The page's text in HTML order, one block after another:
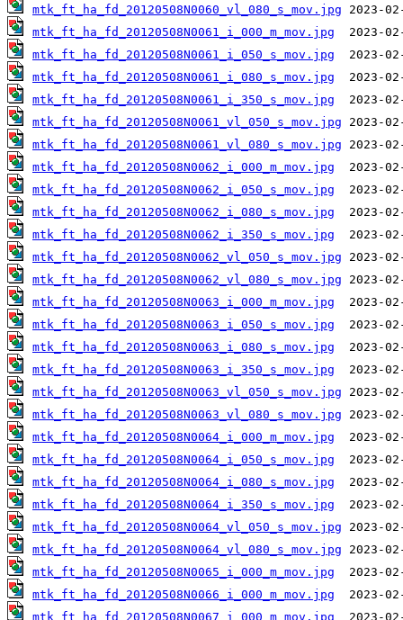
mtk_ft_ha_fd_20120508N0060_vl_080_s_mov.jpg
mtk_ft_ha_fd_20120508N0061_i_000_m_mov.jpg
mtk_ft_ha_fd_20120508N0061_i_050_s_mov.jpg
mtk_ft_ha_fd_20120508N0061_i_080_s_mov.jpg
mtk_ft_ha_fd_20120508N0061_i_350_s_mov.jpg
mtk_ft_ha_fd_20120508N0061_vl_050_s_mov.jpg
mtk_ft_ha_fd_20120508N0061_vl_080_s_mov.jpg
mtk_ft_ha_fd_20120508N0062_i_000_m_mov.jpg
mtk_ft_ha_fd_20120508N0062_i_050_s_mov.jpg
mtk_ft_ha_fd_20120508N0062_i_080_s_mov.jpg
mtk_ft_ha_fd_20120508N0062_i_350_s_mov.jpg
mtk_ft_ha_fd_20120508N0062_vl_050_s_mov.jpg
mtk_ft_ha_fd_20120508N0062_vl_080_s_mov.jpg
mtk_ft_ha_fd_20120508N0063_i_000_m_mov.jpg
mtk_ft_ha_fd_20120508N0063_i_050_s_mov.jpg
mtk_ft_ha_fd_20120508N0063_i_080_s_mov.jpg
mtk_ft_ha_fd_20120508N0063_i_350_s_mov.jpg
mtk_ft_ha_fd_20120508N0063_vl_050_s_mov.jpg
mtk_ft_ha_fd_20120508N0063_vl_080_s_mov.jpg
mtk_ft_ha_fd_20120508N0064_i_000_m_mov.jpg
mtk_ft_ha_fd_20120508N0064_i_050_s_mov.jpg
mtk_ft_ha_fd_20120508N0064_i_080_s_mov.jpg
mtk_ft_ha_fd_20120508N0064_i_350_s_mov.jpg
mtk_ft_ha_fd_20120508N0064_vl_050_s_mov.jpg
mtk_ft_ha_fd_20120508N0064_vl_080_s_mov.jpg
mtk_ft_ha_fd_20120508N0065_i_000_m_mov.jpg
mtk_ft_ha_fd_20120508N0066_i_000_m_mov.jpg
mtk_ft_ha_fd_20120508N0067_i_000_m_mov.jpg